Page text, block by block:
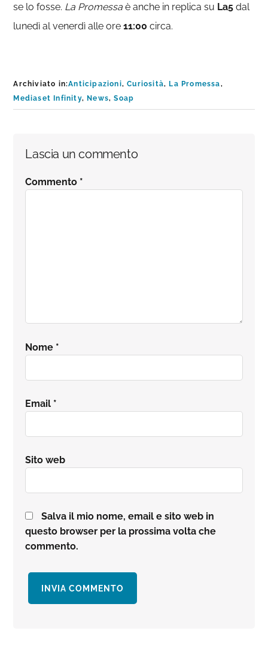
se lo fosse. La Promessa è anche in replica su La5 dal
lunedì al venerdì alle ore11:00circa.
Archiviato in:Anticipazioni,Curiosità,La Promessa,
Mediaset Infinity,News,Soap
Interazioni
del
Lascia un commento
Commento *
Nome *
Email *
Sito web
Salva il mio nome, email e sito web in
questo browser per la prossima volta che
commento.